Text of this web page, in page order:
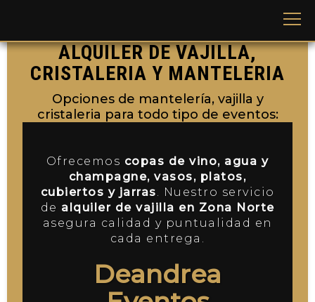
ALQUILER DE VAJILLA,
CRISTALERIA Y MANTELERIA
Opciones de mantelería, vajilla y
cristaleria para todo tipo de eventos:
Ofrecemos copas de vino, agua y
champagne, vasos, platos,
cubiertos y jarras. Nuestro servicio
de alquiler de vajilla en Zona Norte
asegura calidad y puntualidad en
cada entrega.
Deandrea